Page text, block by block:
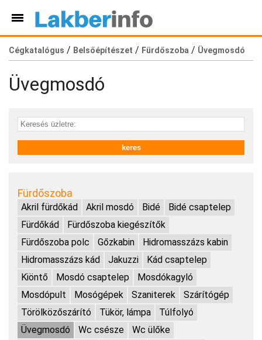
Cégkatalógus / Belsőépítészet / Fürdőszoba / Üvegmosdó
Üvegmosdó
Fürdőszoba
Akril fürdőkád Akril mosdó Bidé
Bidé csaptelep
Fürdőkád
Fürdőszoba kiegészítők
Fürdőszoba polc
Gőzkabin
Hidromasszázs kabin
Hidromasszázs kád
Jakuzzi
Kád csaptelep
Kiöntő
Mosdó csaptelep
Mosdókagyló
Mosdópult
Mosógépek Szaniterek
Szárítógép
Törölközőszárító
Tükör, lámpa
Túlfolyó
Üvegmosdó
Wc csésze
Wc ülőke